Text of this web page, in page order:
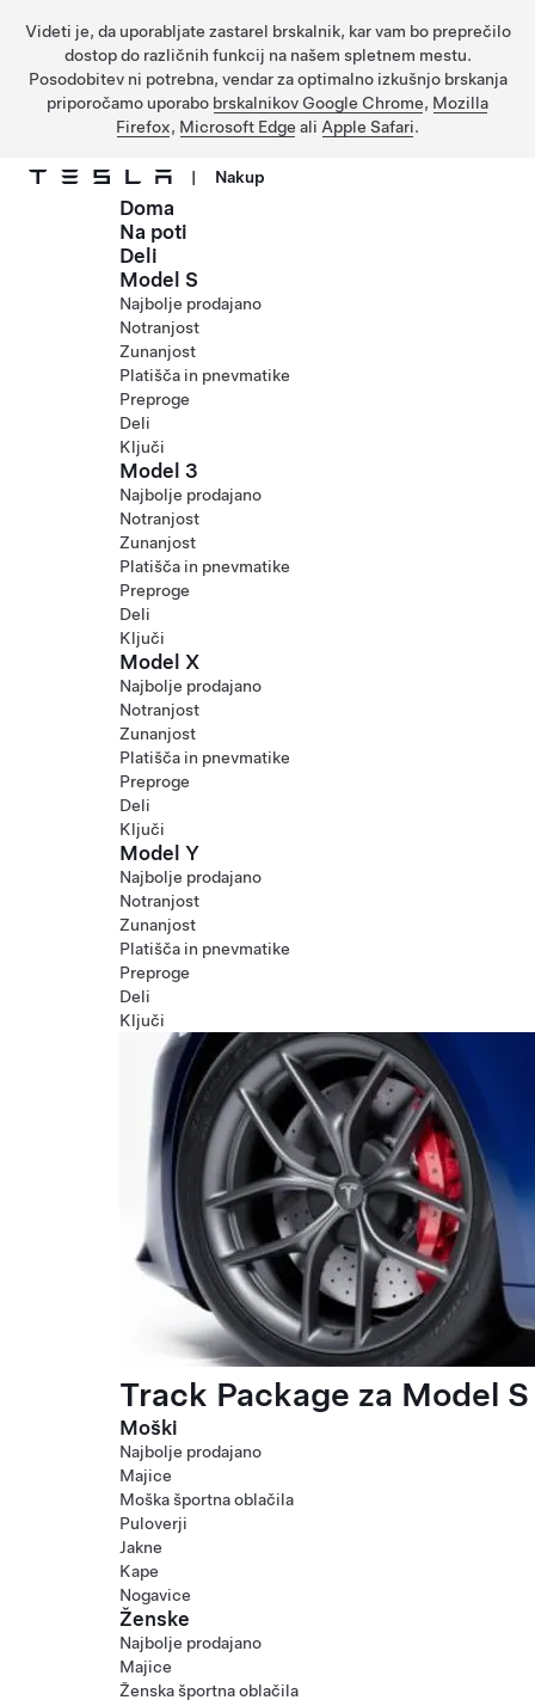
Videti je, da uporabljate zastarel brskalnik, kar vam bo preprečilo
dostop do različnih funkcij na našem spletnem mestu.
Posodobitev ni potrebna, vendar za optimalno izkušnjo brskanja
priporočamo uporabo brskalnikov Google Chrome, Mozilla
Firefox, Microsoft Edge ali Apple Safari.
Preskočite na glavno vsebino
| Nakup
Doma
Na poti
Deli
Model S
Najbolje prodajano
Notranjost
Zunanjost
Platišča in pnevmatike
Preproge
Deli
Ključi
Model 3
Najbolje prodajano
Notranjost
Zunanjost
Platišča in pnevmatike
Preproge
Deli
Ključi
Model X
Najbolje prodajano
Notranjost
Zunanjost
Platišča in pnevmatike
Preproge
Deli
Ključi
Model Y
Najbolje prodajano
Notranjost
Zunanjost
Platišča in pnevmatike
Preproge
Deli
Ključi
Track Package za Model
Moški
Najbolje prodajano
Majice
Moška športna oblačila
Puloverji
Jakne
Kape
Nogavice
Ženske
Najbolje prodajano
Majice
Ženska športna oblačila